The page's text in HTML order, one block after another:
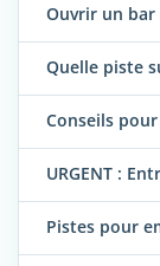
Ouvrir un bar
Quelle piste
Conseils
URGENT :
Pistes pour